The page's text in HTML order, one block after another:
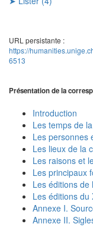
URL persistante :
https://
6513
Présentation de la
Introduction
Les temps de
Les personnes
Les lieux de la
Les raisons et
Les principaux
Les éditions de
Les éditions du
Annexe I.
Annexe II.